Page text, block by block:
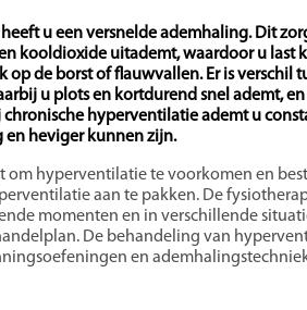
u een versnelde ademhaling. Dit
kooldioxide uitademt, waardoor u last
op de borst of flauwvallen. Er is verschil
u plots en kortdurend snel ademt,
hyperventilatie ademt u
heviger kunnen zijn.
om hyperventilatie te voorkomen en
aan te pakken. De
momenten en in verschillende
De behandeling van
en